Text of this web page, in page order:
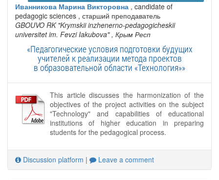
Иванникова Марина Викторовна , candidate of
pedagogic sciences , старший преподаватель
GBOUVO RK "Krymskii inzhenerno-pedagogicheskii
universitet im. Fevzi Iakubova" , Крым Респ
«Педагогические условия подготовки будущих
учителей к реализации метода проектов
в образовательной области «Технология»»
This article discusses the harmonization of the
objectives of the project activities on the subject
"Technology" and capabilities of educational
institutions of higher education in preparing
students for the pedagogical process.
Discussion platform | Leave a comment